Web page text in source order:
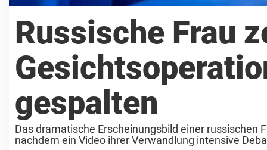
Russische Frau
gespalten
Das dramatische Erscheinungsbild einer russischen
nachdem ein Video ihrer Verwandlung intensive